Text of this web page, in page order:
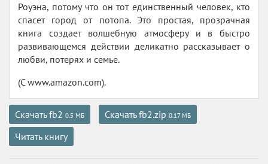
Роуэна, потому что он тот единственный человек, кто
спасет город от потопа. Это простая, прозрачная
книга создает волшебную атмосферу и в быстро
развивающемся действии деликатно рассказывает о
любви, потерях и семье.
(С www.amazon.com).
Скачать fb2 0.5 МБ Скачать fb2.zip 0.17 МБ
Читать книгу